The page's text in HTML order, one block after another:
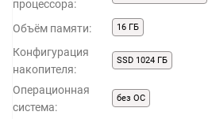
процессора:
Объём памяти: 16 ГБ
Конфигурация
накопителя:
SSD 1024 ГБ
Операционная
система:
без ОС